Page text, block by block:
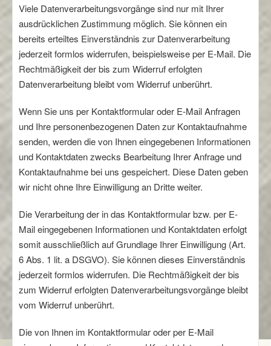
Viele Datenverarbeitungsvorgänge sind nur mit Ihrer
ausdrücklichen Zustimmung möglich. Sie können ein
bereits erteiltes Einverständnis zur Datenverarbeitung
jederzeit formlos widerrufen, beispielsweise per E-Mail. Die
Rechtmäßigkeit der bis zum Widerruf erfolgten
Datenverarbeitung bleibt vom Widerruf unberührt.
Wenn Sie uns per Kontaktformular oder E-Mail Anfragen
und Ihre personenbezogenen Daten zur Kontaktaufnahme
senden, werden die von Ihnen eingegebenen Informationen
und Kontaktdaten zwecks Bearbeitung Ihrer Anfrage und
Kontaktaufnahme bei uns gespeichert. Diese Daten geben
wir nicht ohne Ihre Einwilligung an Dritte weiter.
Die Verarbeitung der in das Kontaktformular bzw. per E-
Mail eingegebenen Informationen und Kontaktdaten erfolgt
somit ausschließlich auf Grundlage Ihrer Einwilligung (Art.
6 Abs. 1 lit. a DSGVO). Sie können dieses Einverständnis
jederzeit formlos widerrufen. Die Rechtmäßigkeit der bis
zum Widerruf erfolgten Datenverarbeitungsvorgänge bleibt
vom Widerruf unberührt.
Die von Ihnen im Kontaktformular oder per E-Mail